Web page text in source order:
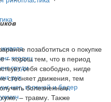
ягодиц
груди
рук
ног, голеней и бедер
позаботиться о покупке
– хорош тем, что в период
себя свободно, нигде
стесняет движения, тем
болезненные
– травму. Также